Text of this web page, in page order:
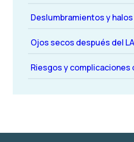
Deslumbramientos y
Ojos secos después del
Riesgos y complicaciones